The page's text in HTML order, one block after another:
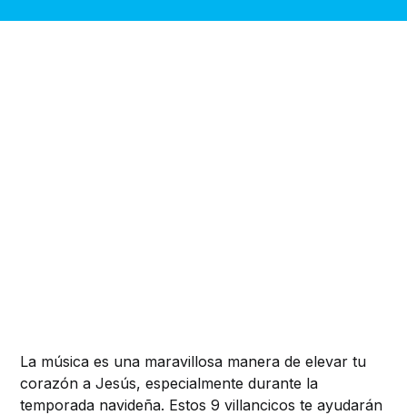
La música es una maravillosa manera de elevar tu
corazón a Jesús, especialmente durante la
temporada navideña. Estos 9 villancicos te ayudarán